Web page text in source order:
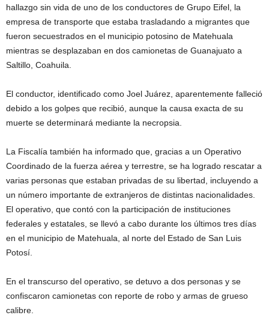
hallazgo sin vida de uno de los conductores de Grupo Eifel, la
empresa de transporte que estaba trasladando a migrantes que
fueron secuestrados en el municipio potosino de Matehuala
mientras se desplazaban en dos camionetas de Guanajuato a
Saltillo, Coahuila.
El conductor, identificado como Joel Juárez, aparentemente falleció
debido a los golpes que recibió, aunque la causa exacta de su
muerte se determinará mediante la necropsia.
La Fiscalía también ha informado que, gracias a un Operativo
Coordinado de la fuerza aérea y terrestre, se ha logrado rescatar a
varias personas que estaban privadas de su libertad, incluyendo a
un número importante de extranjeros de distintas nacionalidades.
El operativo, que contó con la participación de instituciones
federales y estatales, se llevó a cabo durante los últimos tres días
en el municipio de Matehuala, al norte del Estado de San Luis
Potosí.
En el transcurso del operativo, se detuvo a dos personas y se
confiscaron camionetas con reporte de robo y armas de grueso
calibre.